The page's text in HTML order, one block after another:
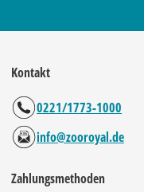
Kontakt
0221/1773-1000
info@zooroyal.de
Zahlungsmethoden